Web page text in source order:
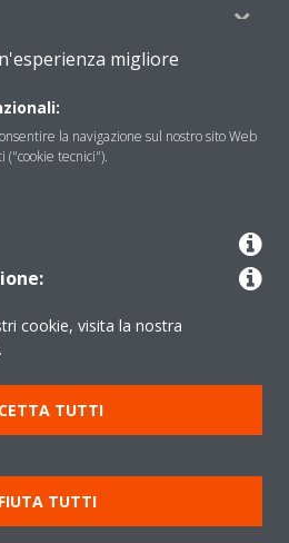
© Daikin
sulla protezione dei dati
Informativa Legale
Data Act
migliore
la navigazione sul nostro sito Web
tecnici").
cookie, visita la nostra
.
TUTTI
TUTTI